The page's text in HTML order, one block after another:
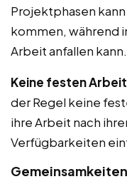
Projektphasen
kommen, während
Arbeit anfallen kann.
Keine festen
der Regel keine
ihre Arbeit nach
Verfügbarkeiten